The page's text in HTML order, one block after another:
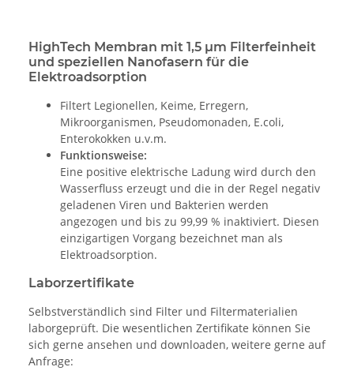
HighTech Membran mit 1,5 μm Filterfeinheit
und speziellen Nanofasern für die
Elektroadsorption
Filtert Legionellen, Keime, Erregern,
Mikroorganismen, Pseudomonaden, E.coli,
Enterokokken u.v.m.
Funktionsweise:
Eine positive elektrische Ladung wird durch den
Wasserfluss erzeugt und die in der Regel negativ
geladenen Viren und Bakterien werden
angezogen und bis zu 99,99 % inaktiviert. Diesen
einzigartigen Vorgang bezeichnet man als
Elektroadsorption.
Laborzertifikate
Selbstverständlich sind Filter und Filtermaterialien
laborgeprüft. Die wesentlichen Zertifikate können Sie
sich gerne ansehen und downloaden, weitere gerne auf
Anfrage: